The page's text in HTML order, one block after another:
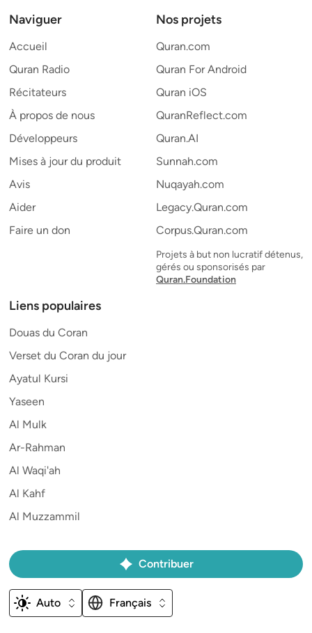
Naviguer
Accueil
Quran Radio
Récitateurs
À propos de nous
Développeurs
Mises à jour du produit
Avis
Aider
Faire un don
Nos projets
Quran.com
Quran For Android
Quran iOS
QuranReflect.com
Quran.AI
Sunnah.com
Nuqayah.com
Legacy.Quran.com
Corpus.Quran.com
Projets à but non lucratif détenus,
gérés ou sponsorisés par
Quran.Foundation
Liens populaires
Douas du Coran
Verset du Coran du jour
Ayatul Kursi
Yaseen
Al Mulk
Ar-Rahman
Al Waqi'ah
Al Kahf
Al Muzzammil
Contribuer
Auto Français